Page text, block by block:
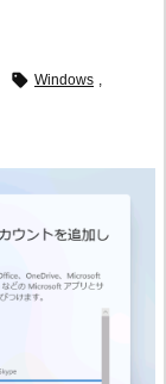
 Windows ,